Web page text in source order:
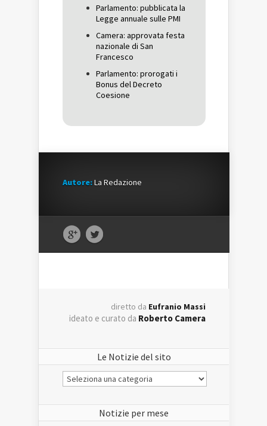
Parlamento: pubblicata la
Legge annuale sulle PMI
Camera: approvata festa
nazionale di San
Francesco
Parlamento: prorogati i
Bonus del Decreto
Coesione
Autore:La Redazione
diretto da Eufranio Massi
ideato e curato da Roberto Camera
Le Notizie del sito
Le
Notizie
Notizie per mese